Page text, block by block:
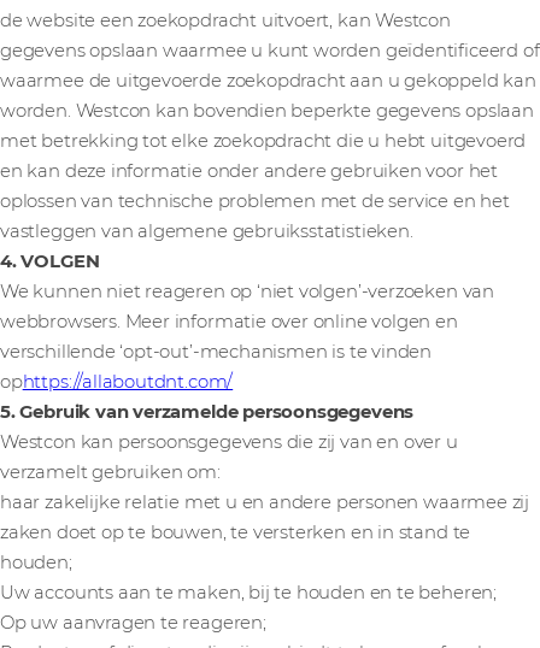
de website een zoekopdracht uitvoert, kan Westcon
gegevens opslaan waarmee u kunt worden geïdentificeerd of
waarmee de uitgevoerde zoekopdracht aan u gekoppeld kan
worden. Westcon kan bovendien beperkte gegevens opslaan
met betrekking tot elke zoekopdracht die u hebt uitgevoerd
en kan deze informatie onder andere gebruiken voor het
oplossen van technische problemen met de service en het
vastleggen van algemene gebruiksstatistieken.
4. VOLGEN
We kunnen niet reageren op ‘niet volgen’-verzoeken van
webbrowsers. Meer informatie over online volgen en
verschillende ‘opt-out’-mechanismen is te vinden
ophttps://allaboutdnt.com/
5. Gebruik van verzamelde persoonsgegevens
Westcon kan persoonsgegevens die zij van en over u
verzamelt gebruiken om:
haar zakelijke relatie met u en andere personen waarmee zij
zaken doet op te bouwen, te versterken en in stand te
houden;
Uw accounts aan te maken, bij te houden en te beheren;
Op uw aanvragen te reageren;